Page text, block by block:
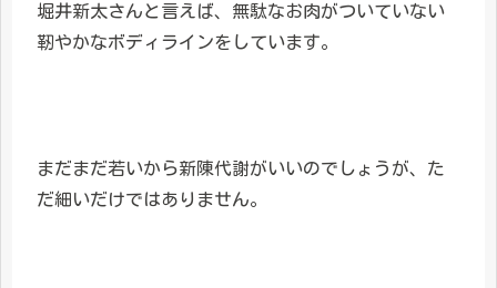
堀井新太さんと言えば、無駄なお肉がついていない
靭やかなボディラインをしています。
まだまだ若いから新陳代謝がいいのでしょうが、た
だ細いだけではありません。